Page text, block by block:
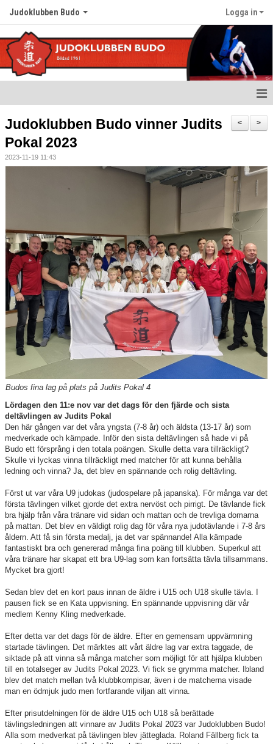
Judoklubben Budo Logga in
Nyheter
Om klubben
Kalender
Bildgalleri
Dokument
Frågor och svar
Resultatbörs
Kontakt
Profilkläder
>
<
Judoklubben Budo vinner Judits
Pokal 2023
2023-11-19 11:43
Budos fina lag på plats på Judits Pokal 4
Lördagen den 11:e nov var det dags för den fjärde och sista
deltävlingen av Judits Pokal
Den här gången var det våra yngsta (7-8 år) och äldsta (13-17 år) som
medverkade och kämpade. Inför den sista deltävlingen så hade vi på
Budo ett försprång i den totala poängen. Skulle detta vara tillräckligt?
Skulle vi lyckas vinna tillräckligt med matcher för att kunna behålla
ledning och vinna? Ja, det blev en spännande och rolig deltävling.
Först ut var våra U9 judokas (judospelare på japanska). För många var det
första tävlingen vilket gjorde det extra nervöst och pirrigt. De tävlande fick
bra hjälp från våra tränare vid sidan och mattan och de trevliga domarna
på mattan. Det blev en väldigt rolig dag för våra nya judotävlande i 7-8 års
åldern. Att få sin första medalj, ja det var spännande! Alla kämpade
fantastiskt bra och genererad många fina poäng till klubben. Superkul att
våra tränare har skapat ett bra U9-lag som kan fortsätta tävla tillsammans.
Mycket bra gjort!
Sedan blev det en kort paus innan de äldre i U15 och U18 skulle tävla. I
pausen fick se en Kata uppvisning. En spännande uppvisning där vår
medlem Kenny Kling medverkade.
Efter detta var det dags för de äldre. Efter en gemensam uppvärmning
startade tävlingen. Det märktes att vårt äldre lag var extra taggade, de
siktade på att vinna så många matcher som möjligt för att hjälpa klubben
till en totalseger av Judits Pokal 2023. Vi fick se grymma matcher. Ibland
blev det match mellan två klubbkompisar, även i de matcherna visade
man en ödmjuk judo men fortfarande viljan att vinna.
Efter prisutdelningen för de äldre U15 och U18 så berättade
tävlingsledningen att vinnare av Judits Pokal 2023 var Judoklubben Budo!
Alla som medverkat på tävlingen blev jätteglada. Roland Fällberg fick ta